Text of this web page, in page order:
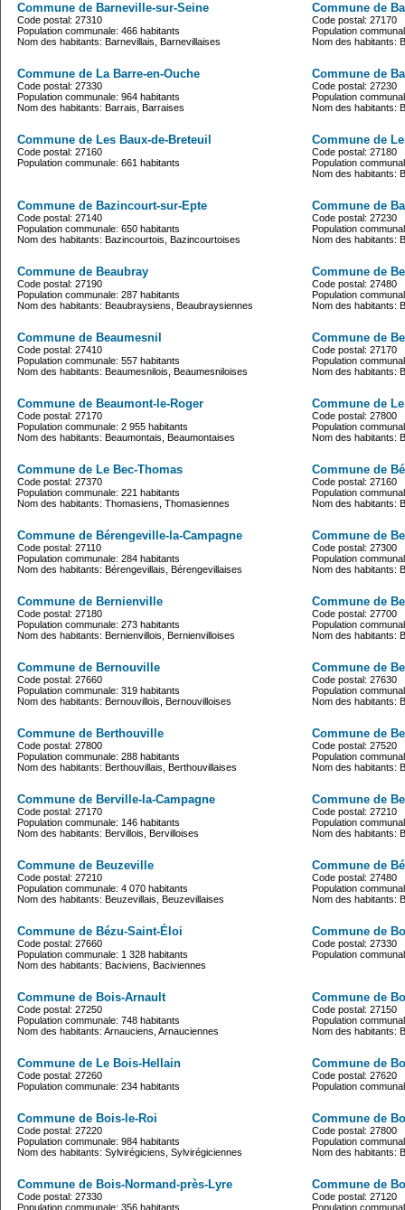
Commune de Barneville-sur-Seine
Code postal: 27310
Population communale: 466 habitants
Nom des habitants: Barnevillais, Barnevillaises
Commune de
Code postal: 27170
Population
Nom des habitants:
Commune de La Barre-en-Ouche
Code postal: 27330
Population communale: 964 habitants
Nom des habitants: Barrais, Barraises
Commune de
Code postal: 27230
Population
Nom des habitants:
Commune de Les Baux-de-Breteuil
Code postal: 27160
Population communale: 661 habitants
Commune de
Code postal: 27180
Population
Nom des habitants:
Commune de Bazincourt-sur-Epte
Code postal: 27140
Population communale: 650 habitants
Nom des habitants: Bazincourtois, Bazincourtoises
Commune de
Code postal: 27230
Population
Nom des habitants:
Commune de Beaubray
Code postal: 27190
Population communale: 287 habitants
Nom des habitants: Beaubraysiens, Beaubraysiennes
Commune de
Code postal: 27480
Population
Nom des habitants:
Commune de Beaumesnil
Code postal: 27410
Population communale: 557 habitants
Nom des habitants: Beaumesnilois, Beaumesniloises
Commune de
Code postal: 27170
Population
Nom des habitants:
Commune de Beaumont-le-Roger
Code postal: 27170
Population communale: 2 955 habitants
Nom des habitants: Beaumontais, Beaumontaises
Commune de
Code postal: 27800
Population
Nom des habitants:
Commune de Le Bec-Thomas
Code postal: 27370
Population communale: 221 habitants
Nom des habitants: Thomasiens, Thomasiennes
Commune de
Code postal: 27160
Population
Nom des habitants:
Commune de Bérengeville-la-Campagne
Code postal: 27110
Population communale: 284 habitants
Nom des habitants: Bérengevillais, Bérengevillaises
Commune de
Code postal: 27300
Population
Nom des habitants:
Commune de Bernienville
Code postal: 27180
Population communale: 273 habitants
Nom des habitants: Bernienvillois, Bernienvilloises
Commune de
Code postal: 27700
Population
Nom des habitants:
Commune de Bernouville
Code postal: 27660
Population communale: 319 habitants
Nom des habitants: Bernouvillois, Bernouvilloises
Commune de
Code postal: 27630
Population
Nom des habitants:
Commune de Berthouville
Code postal: 27800
Population communale: 288 habitants
Nom des habitants: Berthouvillais, Berthouvillaises
Commune de
Code postal: 27520
Population
Nom des habitants:
Commune de Berville-la-Campagne
Code postal: 27170
Population communale: 146 habitants
Nom des habitants: Bervillois, Bervilloises
Commune de
Code postal: 27210
Population
Nom des habitants:
Commune de Beuzeville
Code postal: 27210
Population communale: 4 070 habitants
Nom des habitants: Beuzevillais, Beuzevillaises
Commune de
Code postal: 27480
Population
Nom des habitants:
Commune de Bézu-Saint-Éloi
Code postal: 27660
Population communale: 1 328 habitants
Nom des habitants: Baciviens, Baciviennes
Commune de
Code postal: 27330
Population
Commune de Bois-Arnault
Code postal: 27250
Population communale: 748 habitants
Nom des habitants: Arnauciens, Arnauciennes
Commune de
Code postal: 27150
Population
Nom des habitants:
Commune de Le Bois-Hellain
Code postal: 27260
Population communale: 234 habitants
Commune de
Code postal: 27620
Population
Commune de Bois-le-Roi
Code postal: 27220
Population communale: 984 habitants
Nom des habitants: Sylvirégiciens, Sylvirégiciennes
Commune de
Code postal: 27800
Population
Nom des habitants:
Commune de Bois-Normand-près-Lyre
Code postal: 27330
Population communale: 356 habitants
Commune de
Code postal: 27120
Population